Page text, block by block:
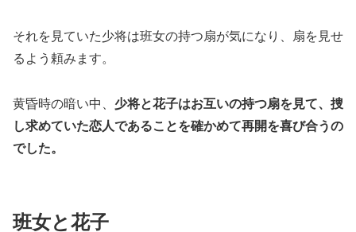
それを見ていた少将は班女の持つ扇が気になり、扇を見せ
るよう頼みます。
黄昏時の暗い中、 少将と花子はお互いの持つ扇を見て、捜
し求めていた恋人であることを確かめて再開を喜び合うの
でした。
班女と花子